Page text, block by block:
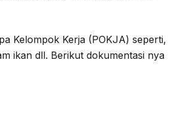
Kelompok Kerja (POKJA) seperti,
ikan dll. Berikut dokumentasi nya